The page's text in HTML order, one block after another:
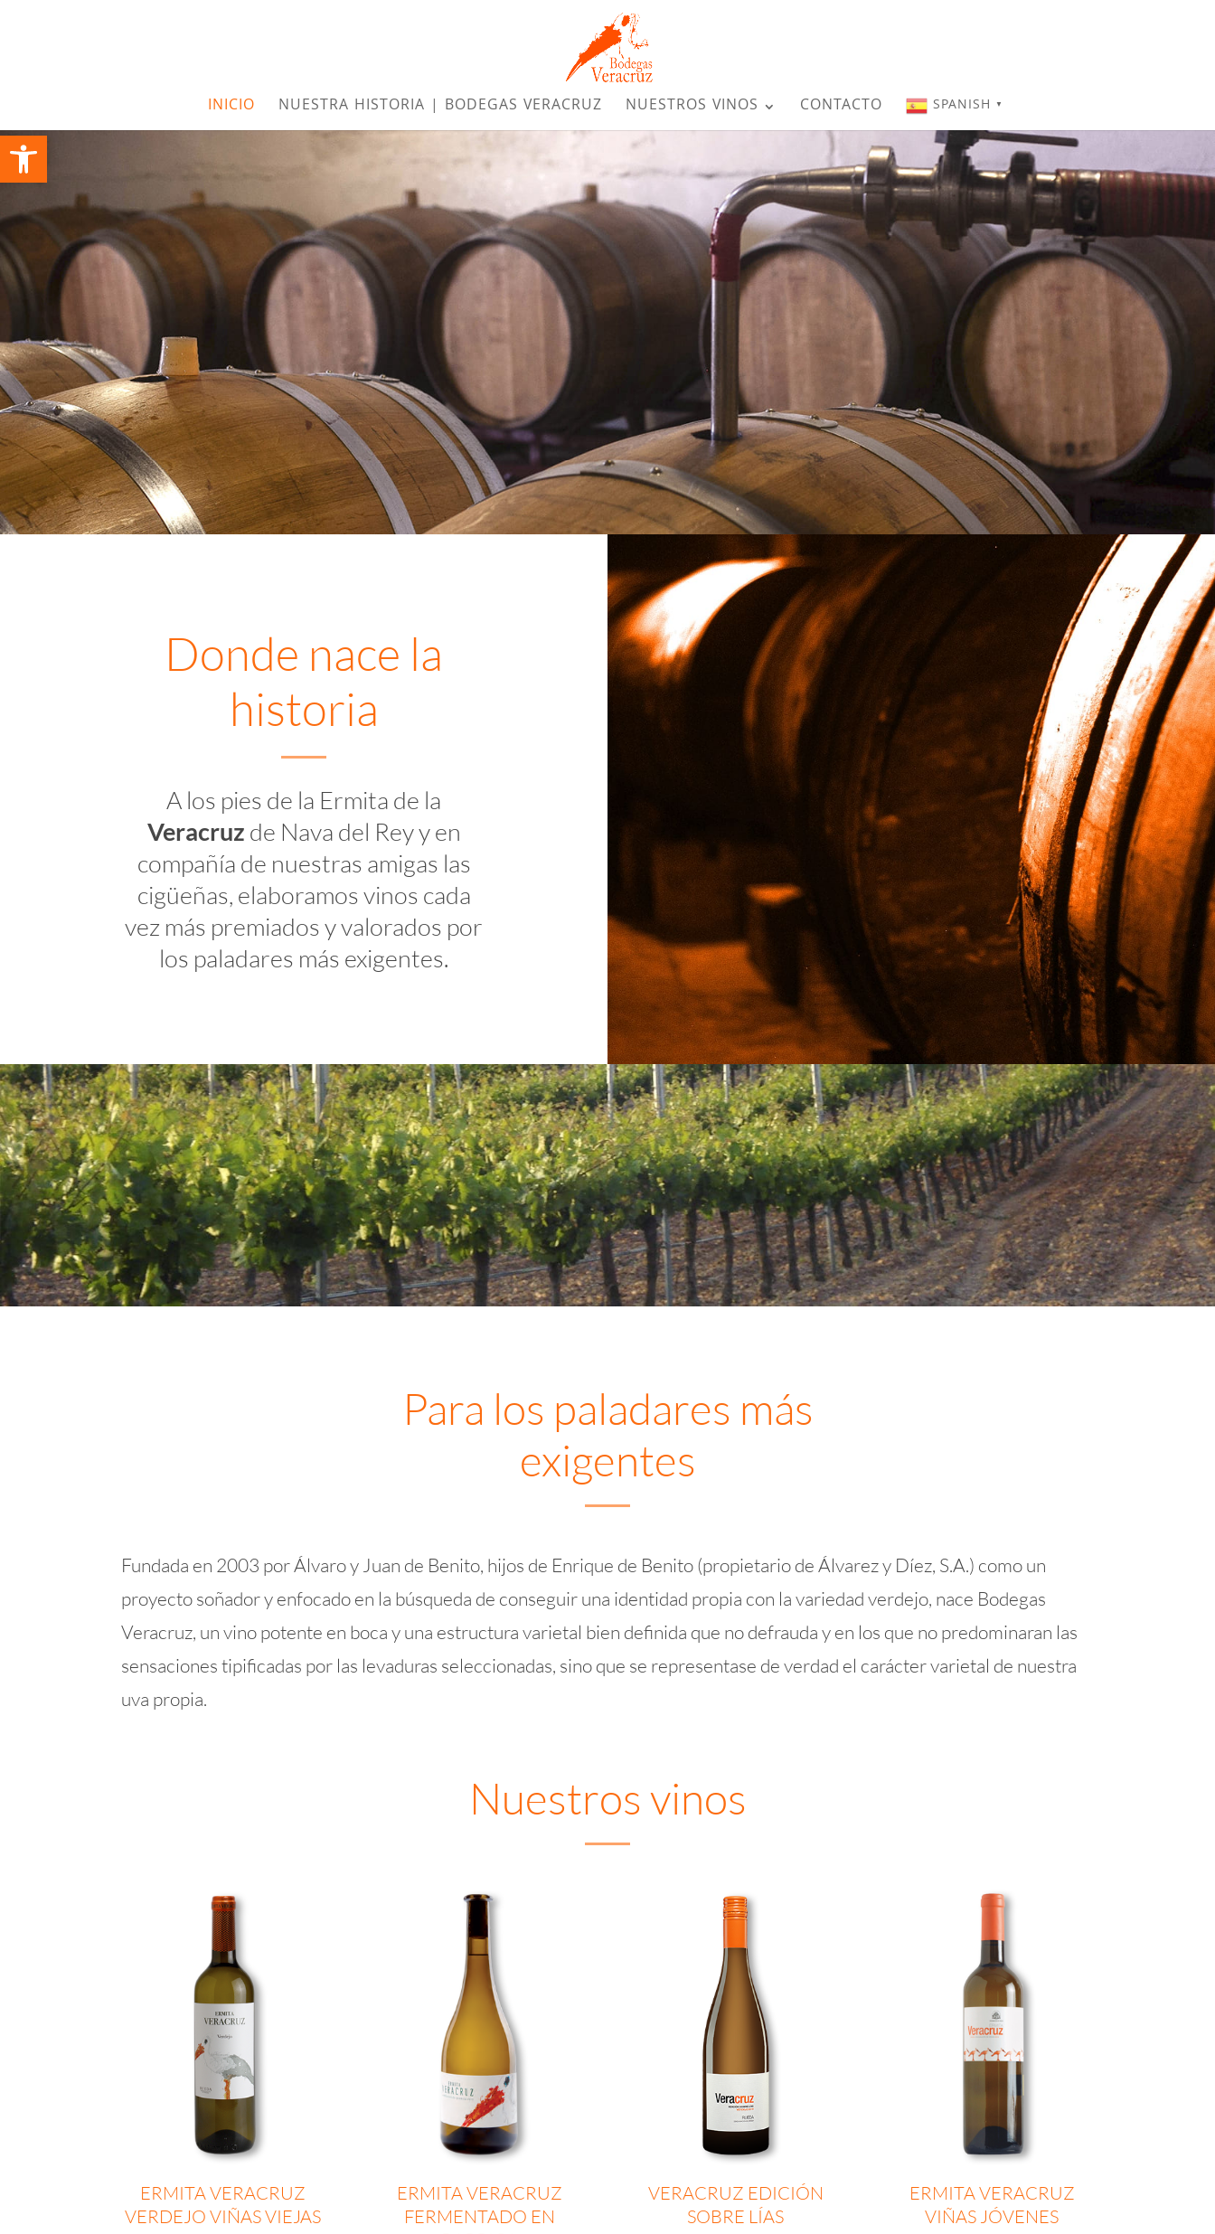
Abrir barra de herramientas
INICIO NUESTRA HISTORIA | BODEGAS VERACRUZ NUESTROS VINOS CONTACTO SPANISH ▼
Donde nace la
historia
A los pies de la Ermita de la
Veracruz de Nava del Rey y en
compañía de nuestras amigas las
cigüeñas, elaboramos vinos cada
vez más premiados y valorados por
los paladares más exigentes.
Para los paladares más
exigentes
Fundada en 2003 por Álvaro y Juan de Benito, hijos de Enrique de Benito (propietario de Álvarez y Díez, S.A.) como un
proyecto soñador y enfocado en la búsqueda de conseguir una identidad propia con la variedad verdejo, nace Bodegas
Veracruz, un vino potente en boca y una estructura varietal bien definida que no defrauda y en los que no predominaran las
sensaciones tipificadas por las levaduras seleccionadas, sino que se representase de verdad el carácter varietal de nuestra
uva propia.
Nuestros vinos
ERMITA VERACRUZ
VERDEJO VIÑAS VIEJAS
ERMITA VERACRUZ
FERMENTADO EN
VERACRUZ EDICIÓN
SOBRE LÍAS
ERMITA VERACRUZ
VIÑAS JÓVENES